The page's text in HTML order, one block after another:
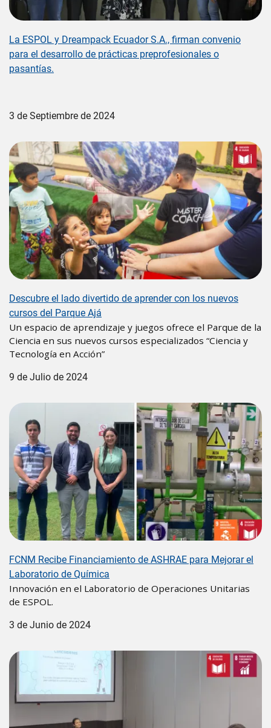
La ESPOL y Dreampack Ecuador S.A., firman convenio
para el desarrollo de prácticas preprofesionales o
pasantías.
3 de Septiembre de 2024
Image
Descubre el lado divertido de aprender con los nuevos
cursos del Parque Ajá
Un espacio de aprendizaje y juegos ofrece el Parque de la
Ciencia en sus nuevos cursos especializados “Ciencia y
Tecnología en Acción”
9 de Julio de 2024
Image
FCNM Recibe Financiamiento de ASHRAE para Mejorar el
Laboratorio de Química
Innovación en el Laboratorio de Operaciones Unitarias
de ESPOL.
3 de Junio de 2024
Image